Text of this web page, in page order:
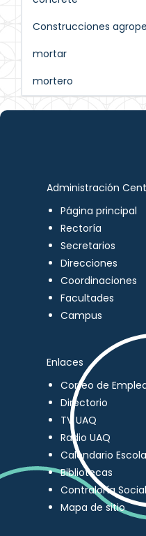
Construcciones
mortar
mortero
Administración
Página principal
Rectoría
Secretarios
Direcciones
Coordinaciones
Facultades
Campus
Enlaces
Correo de
Directorio
TV UAQ
Radio UAQ
Calendario
Bibliotecas
Contraloría Social
Mapa de sitio